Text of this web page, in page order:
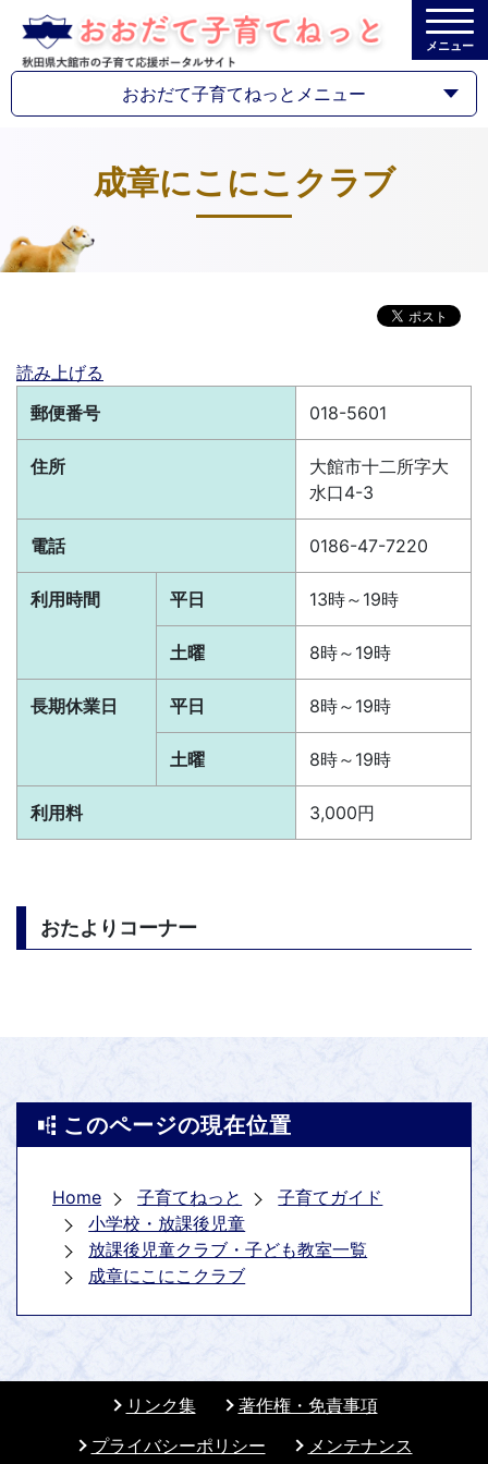
メニュー
おおだて子育てねっとメニュー
成章にこにこクラブ
読み上げる
郵便番号
018-5601
住所
大館市十二所字大
水口4-3
電話 0186-47-7220
利用時間 平日 13時～19時
土曜 8時～19時
長期休業日 平日 8時～19時
土曜 8時～19時
利用料 3,000円
おたよりコーナー
このページの現在位置
Home 子育てねっと
子育てガイド
小学校・放課後児童
放課後児童クラブ・子ども教室一覧
成章にこにこクラブ
リンク集
著作権・免責事項
プライバシーポリシー
メンテナンス